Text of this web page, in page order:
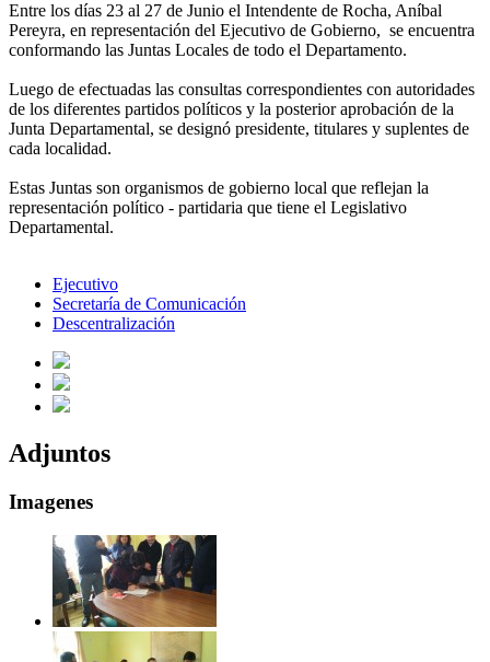
Entre los días 23 al 27 de Junio el Intendente de Rocha, Aníbal
Pereyra, en representación del Ejecutivo de Gobierno, se encuentra
conformando las Juntas Locales de todo el Departamento.
Luego de efectuadas las consultas correspondientes con autoridades
de los diferentes partidos políticos y la posterior aprobación de la
Junta Departamental, se designó presidente, titulares y suplentes de
cada localidad.
Estas Juntas son organismos de gobierno local que reflejan la
representación político - partidaria que tiene el Legislativo
Departamental.
Ejecutivo
Secretaría de Comunicación
Descentralización
Adjuntos
Imagenes